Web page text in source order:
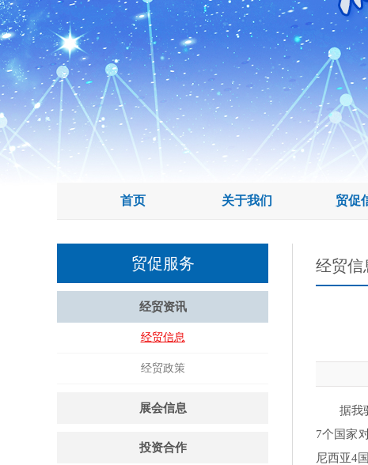
首页 关于我们 贸促
贸促服务
经贸资讯
经贸信息
经贸政策
展会信息
投资合作
经贸信
据我
7个国家
尼西亚4